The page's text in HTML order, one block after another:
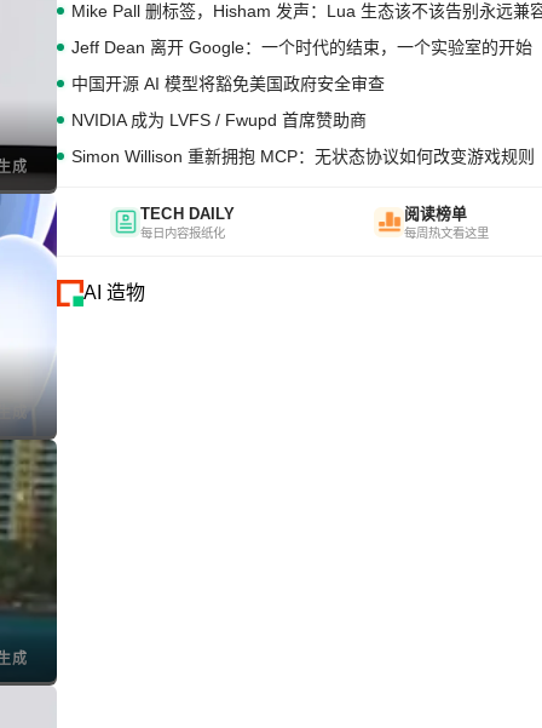
成
成
成
Mike Pall 删标签，Hisham 发声：Lua 生态该不该告别永远兼
Jeff Dean 离开 Google：一个时代的结束，一个实验室的开始
中国开源 AI 模型将豁免美国政府安全审查
NVIDIA 成为 LVFS / Fwupd 首席赞助商
Simon Willison 重新拥抱 MCP：无状态协议如何改变游戏规则
TECH DAILY
每日内容报纸化
阅读榜单
每周热文看这里
AI 造物